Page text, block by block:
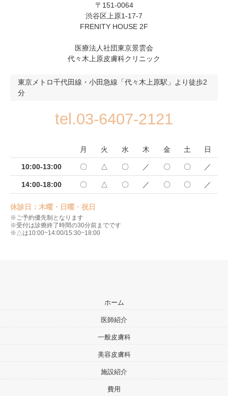
〒151-0064
渋谷区上原1-17-7
FRENITY HOUSE 2F
医療法人社団東京景雲会
代々木上原皮膚科クリニック
東京メトロ千代田線・小田急線「代々木上原駅」より徒歩2
分
tel.03-6407-2121
月 火 水 木 金 土 日
10:00-13:00 〇 △ 〇 ／ 〇 〇 ／
14:00-18:00 〇 △ 〇 ／ 〇 〇 ／
休診日：木曜・日曜・祝日
※ご予約優先制となります
※受付は診療終了時間の30分前までです
※△は10:00~14:00/15:30~18:00
ホーム
医師紹介
一般皮膚科
美容皮膚科
施設紹介
費用